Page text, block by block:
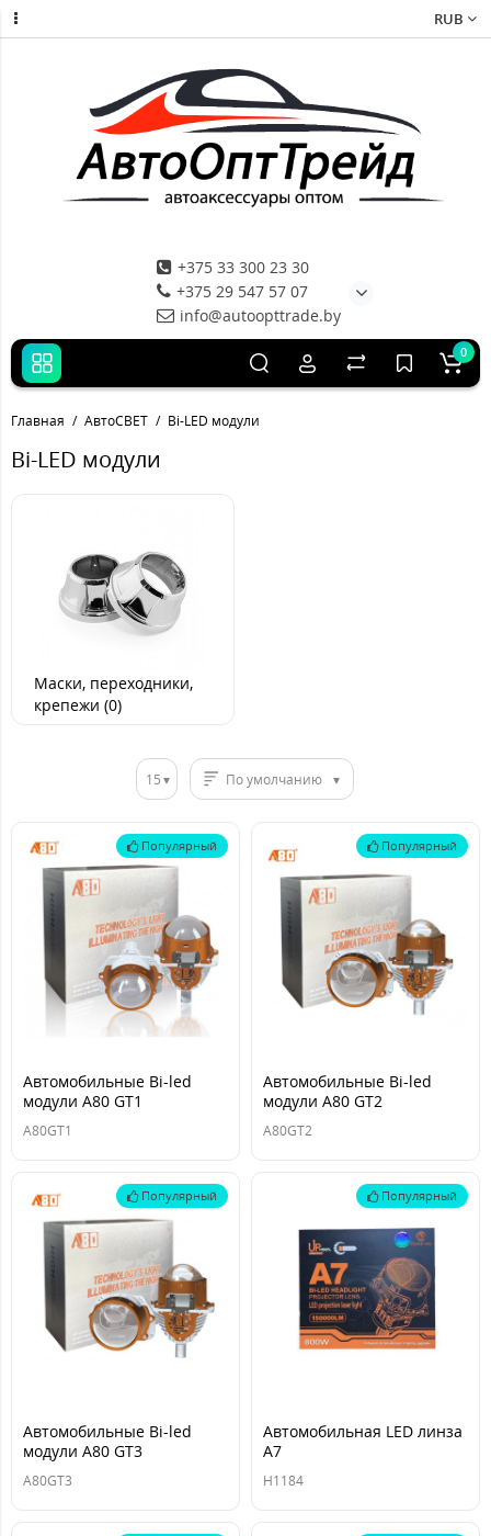
RUB
+375 33 300 23 30
+375 29 547 57 07
info@autoopttrade.by
0
Главная АвтоСВЕТ Bi-LED модули
Bi-LED модули
Маски, переходники,
крепежи (0)
15 По умолчанию
Популярный
Автомобильные Bi-led
модули A80 GT1
A80GT1
Популярный
Автомобильные Bi-led
модули A80 GT2
A80GT2
Популярный
Автомобильные Bi-led
модули A80 GT3
A80GT3
Популярный
Автомобильная LED линза
A7
H1184